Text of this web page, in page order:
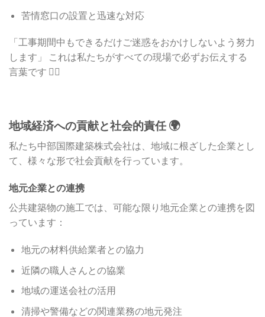
苦情窓口の設置と迅速な対応
「工事期間中もできるだけご迷惑をおかけしないよう努力
します」 これは私たちがすべての現場で必ずお伝えする
言葉です 🙇‍♂️
地域経済への貢献と社会的責任 🌍
私たち中部国際建築株式会社は、地域に根ざした企業とし
て、様々な形で社会貢献を行っています。
地元企業との連携
公共建築物の施工では、可能な限り地元企業との連携を図
っています：
地元の材料供給業者との協力
近隣の職人さんとの協業
地域の運送会社の活用
清掃や警備などの関連業務の地元発注